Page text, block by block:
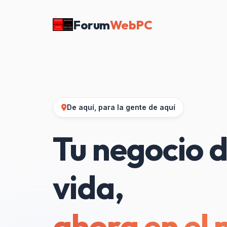
ForumWebPC
De aquí, para la gente de aquí
Tu negocio
vida,